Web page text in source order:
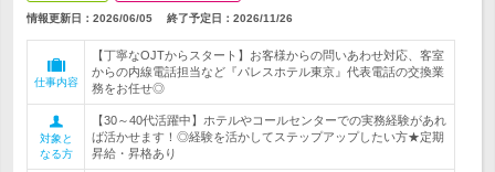
情報更新日：2026/06/05 終了予定日： 2026/11/26
仕事内容
【丁寧なOJTからスタート】お客様からの問いあわせ対応、客室
からの内線電話担当など『パレスホテル東京』代表電話の交換業
務をお任せ◎
対象と
なる方
【30～40代活躍中】ホテルやコールセンターでの実務経験があれ
ば活かせます！◎経験を活かしてステップアップしたい方★定期
昇給・昇格あり